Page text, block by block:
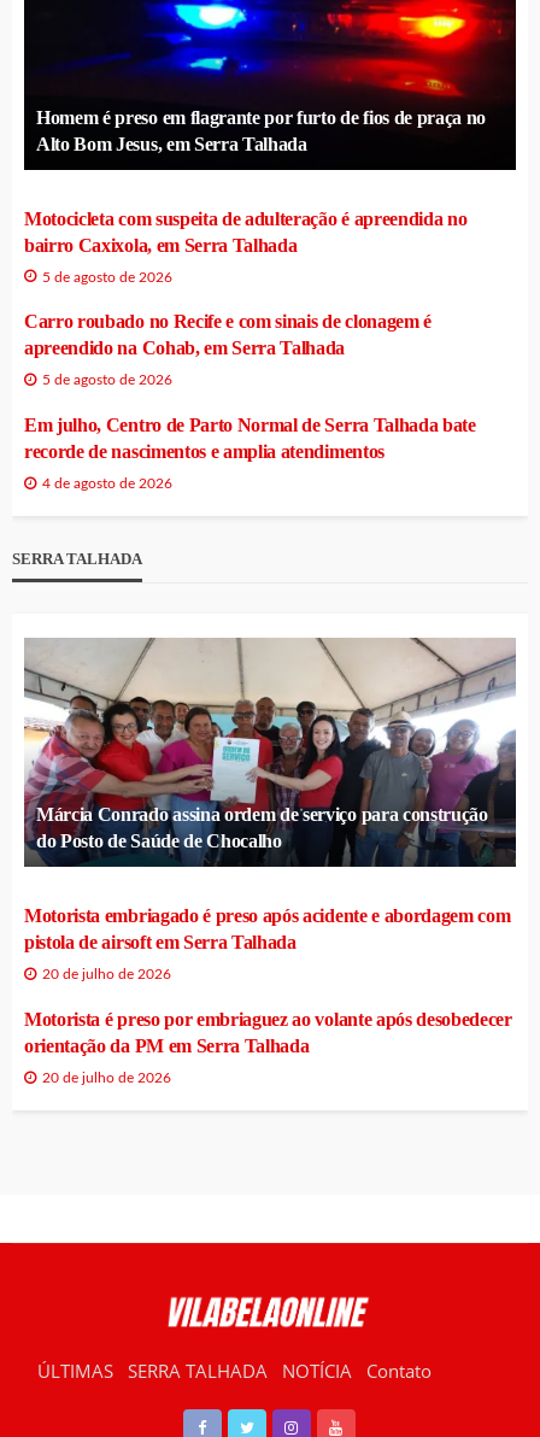
Homem é preso em flagrante por furto de fios de praça no
Alto Bom Jesus, em Serra Talhada
Motocicleta com suspeita de adulteração é apreendida no
bairro Caxixola, em Serra Talhada
5 de agosto de 2026
Carro roubado no Recife e com sinais de clonagem é
apreendido na Cohab, em Serra Talhada
5 de agosto de 2026
Em julho, Centro de Parto Normal de Serra Talhada bate
recorde de nascimentos e amplia atendimentos
4 de agosto de 2026
SERRA TALHADA
Márcia Conrado assina ordem de serviço para construção
do Posto de Saúde de Chocalho
Motorista embriagado é preso após acidente e abordagem com
pistola de airsoft em Serra Talhada
20 de julho de 2026
Motorista é preso por embriaguez ao volante após desobedecer
orientação da PM em Serra Talhada
20 de julho de 2026
ÚLTIMAS SERRA TALHADA NOTÍCIA Contato